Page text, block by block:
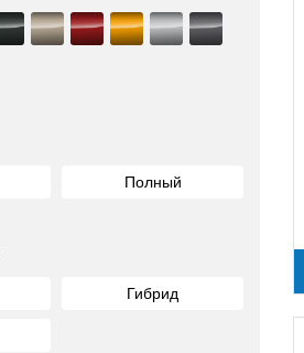
Полный
Гибрид